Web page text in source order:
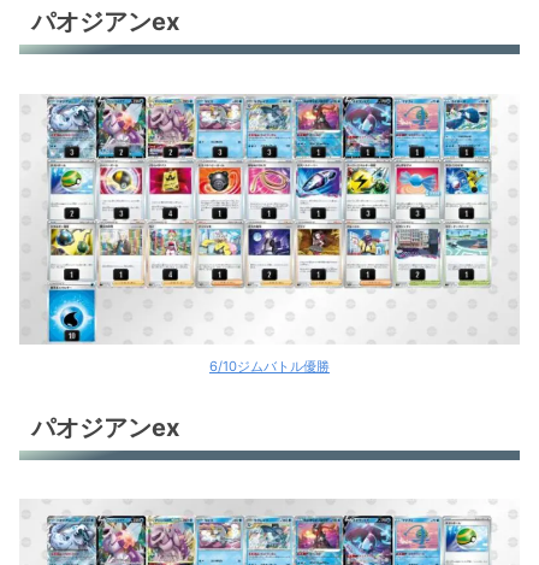
ルギアV
ミライドンex
ジバコイルex
ジバコイルex
デカヌチャンex
デカヌチャンex
ヒスイヌメルゴンV
オリジンディアルガV
パオジアンex
6/10ジムバトル優勝
パオジアンex